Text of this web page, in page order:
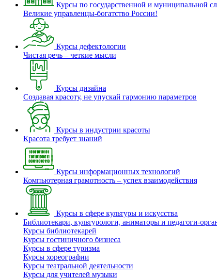
Курсы по государственной и муниципальной
Великие управленцы-богатство России!
Курсы дефектологии
Чистая речь – четкие мысли
Курсы дизайна
Создавая красоту, не упускай гармонию параметров
Курсы в индустрии красоты
Красота требует знаний
Курсы информационных технологий
Компьютерная грамотность – успех взаимодействия
Курсы в сфере культуры и искусства
Библиотекари, культурологи, аниматоры и педагоги-
Курсы библиотекарей
Курсы гостиничного бизнеса
Курсы в сфере туризма
Курсы хореографии
Курсы театральной деятельности
Курсы для учителей музыки